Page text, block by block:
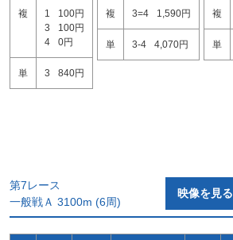
複 1
100円
3
100円
4
0円
単 3 840円
複 3=4 1,590円
単 3-4 4,070円
複
単
第7レース
一般戦Ａ 3100m (6周)
映像を見る